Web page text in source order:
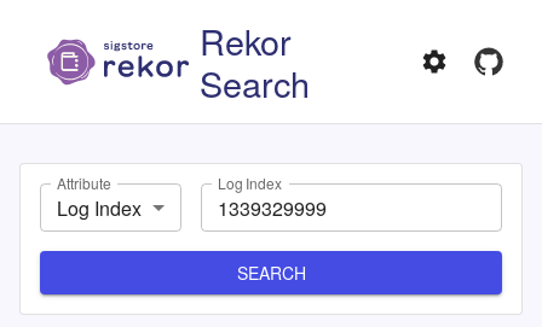
Rekor
Search
Attribute
Log Index
Log Index
SEARCH